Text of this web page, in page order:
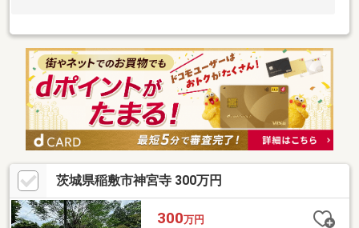
茨城県稲敷市神宮寺 300万円
300万円